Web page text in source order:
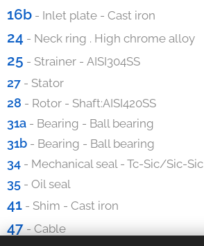
16b - Inlet plate - Cast iron
24 - Neck ring . High chrome alloy
25 - Strainer - AISI304SS
27 - Stator
28 - Rotor - Shaft:AISI420SS
31a - Bearing - Ball bearing
31b - Bearing - Ball bearing
34 - Mechanical seal - Tc-Sic/Sic-Sic
35 - Oil seal
41 - Shim - Cast iron
47 - Cable